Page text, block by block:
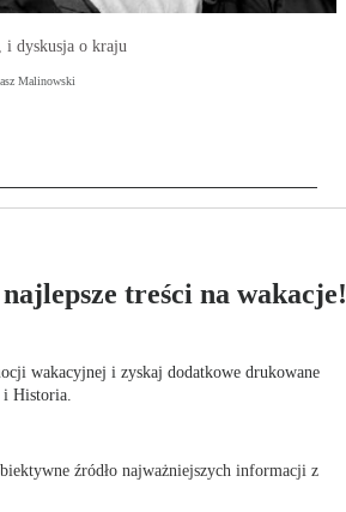
i dyskusja o kraju
Malinowski
treści na wakacje!
wakacyjnej i zyskaj dodatkowe drukowane
i Historia.
źródło najważniejszych informacji z